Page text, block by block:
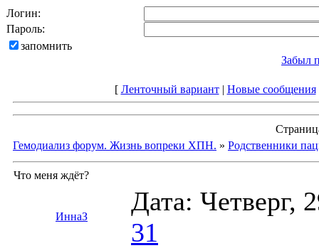
Логин:
Пароль:
запомнить
Забыл
[ Ленточный вариант| Новые сообщения
Гемодиализ форум. Жизнь вопреки ХПН. » Родственники
Что меня ждёт?
ИннаЗ
Дата: Четверг,
31